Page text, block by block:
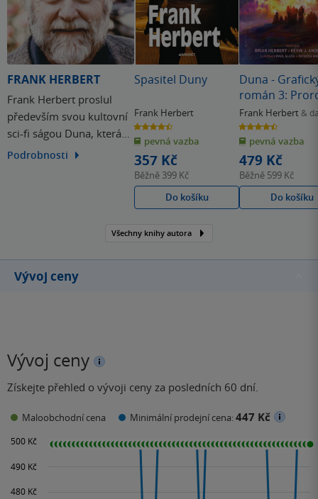
FRANK HERBERT
Frank Herbert proslul
především svou kultovní
sci-fi ságou Duna, která
se zapsala do srdcí
Podrobnosti
Spasitel Duny
Frank Herbert
4.4
z
5
hvězdiček
pevná vazba
357 Kč
Běžně 399 Kč
Do košíku
Duna -
román 3:
Frank Herbert &
4.5
z
5
hvězdiček
pevná vazba
479 Kč
Běžně 599 Kč
Do košíku
Všechny knihy autora
Vývoj ceny
Vývoj ceny
Získejte přehled o vývoji ceny za posledních 60 dní.
Maloobchodní cena Minimální prodejní cena:447 Kč